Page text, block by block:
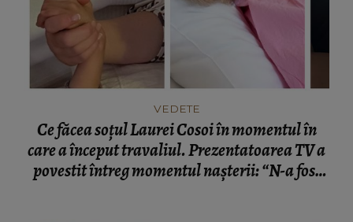
VEDETE
Ce făcea soțul Laurei Cosoi în momentul în
care a început travaliul. Prezentatoarea TV a
povestit întreg momentul nașterii: “N-a fost